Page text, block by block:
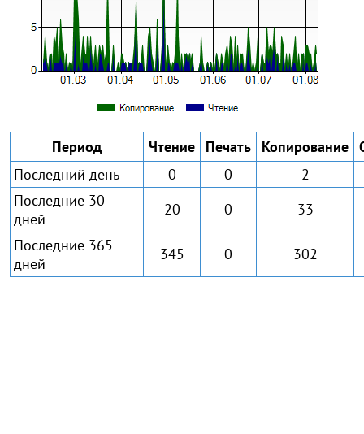
Период Чтение Печать Копирование
Последний день
0 0
2
Последние 30
дней
20 0
33
Последние 365
дней
345 0 302